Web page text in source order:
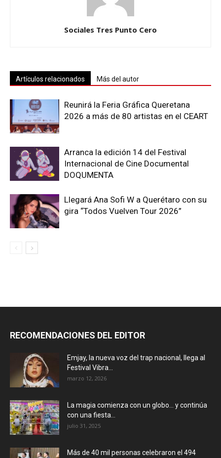
Sociales Tres Punto Cero
Artículos relacionados Más del autor
Reunirá la Feria Gráfica Queretana
2026 a más de 80 artistas en el CEART
Arranca la edición 14 del Festival
Internacional de Cine Documental
DOQUMENTA
Llegará Ana Sofi W a Querétaro con su
gira “Todos Vuelven Tour 2026”
RECOMENDACIONES DEL EDITOR
Emjay, la nueva voz del trap nacional, llega al
Festival Vibra...
marzo 12, 2026
La magia comienza con un globo… y continúa
con una fiesta...
julio 31, 2025
Más de 40 mil personas celebraron el 494